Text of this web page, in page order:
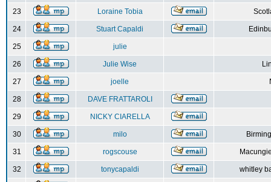
23 Loraine Tobia
24 Stuart Capaldi
25 julie
26 Julie Wise
27 joelle
28 DAVE FRATTAROLI
29 NICKY CIARELLA
30 milo
31 rogscouse
32 tonycapaldi whitley